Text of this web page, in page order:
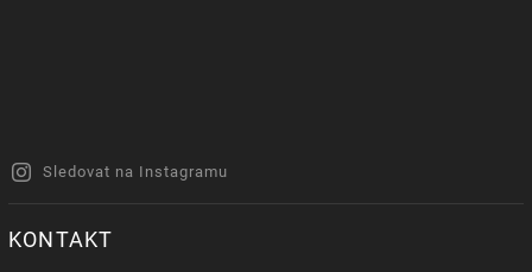
Sledovat na Instagramu
KONTAKT